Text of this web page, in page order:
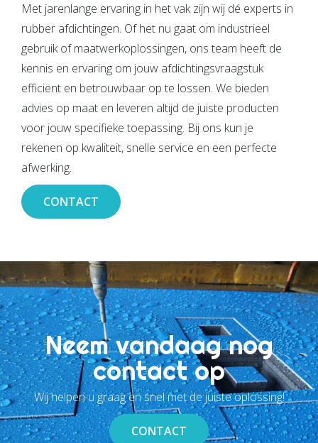
Met jarenlange ervaring in het vak zijn wij dé experts in
rubber afdichtingen. Of het nu gaat om industrieel
gebruik of maatwerkoplossingen, ons team heeft de
kennis en ervaring om jouw afdichtingsvraagstuk
efficiënt en betrouwbaar op te lossen. We bieden
advies op maat en leveren altijd de juiste producten
voor jouw specifieke toepassing. Bij ons kun je
rekenen op kwaliteit, snelle service en een perfecte
afwerking.
CONTACT
Neem vandaag nog
contact op
Wij helpen u graag en snel met de juiste oplossing!
CONTACT